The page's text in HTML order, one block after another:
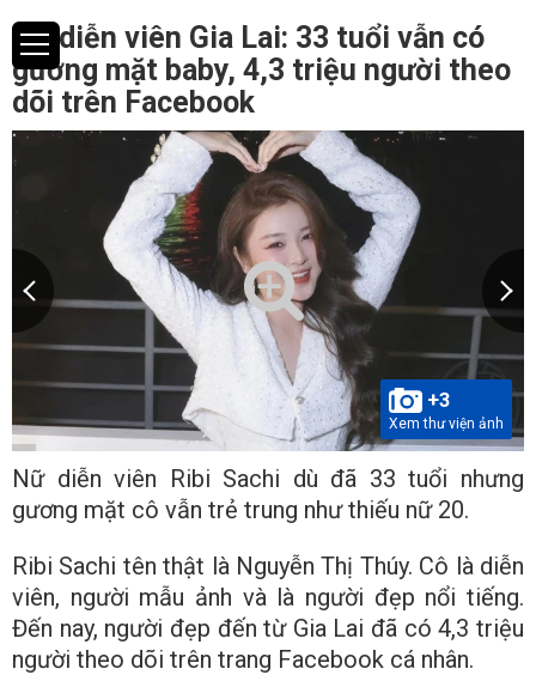
Nữ diễn viên Gia Lai: 33 tuổi vẫn có
gương mặt baby, 4,3 triệu người theo
dõi trên Facebook
+3
Xem thư viện ảnh
Nữ diễn viên Ribi Sachi dù đã 33 tuổi nhưng
gương mặt cô vẫn trẻ trung như thiếu nữ 20.
Ribi Sachi tên thật là Nguyễn Thị Thúy. Cô là diễn
viên, người mẫu ảnh và là người đẹp nổi tiếng.
Đến nay, người đẹp đến từ Gia Lai đã có 4,3 triệu
người theo dõi trên trang Facebook cá nhân.